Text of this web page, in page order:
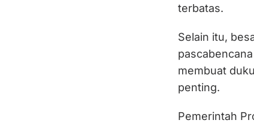
terbatas.
Selain itu,
membuat
penting.
Pemerintah